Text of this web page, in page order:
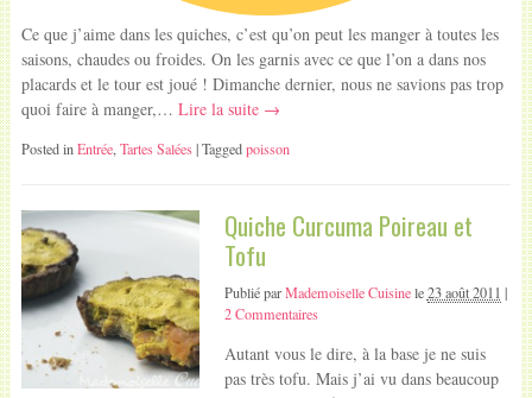
Ce que j’aime dans les quiches, c’est qu’on peut les manger à toutes les
saisons, chaudes ou froides. On les garnis avec ce que l’on a dans nos
placards et le tour est joué ! Dimanche dernier, nous ne savions pas trop
quoi faire à manger,… Lire la suite →
Posted inEntrée, Tartes Salées | Taggedpoisson
Quiche Curcuma Poireau et
Tofu
Publié parMademoiselle Cuisinele23 août 2011 |
2 Commentaires
Autant vous le dire, à la base je ne suis
pas très tofu. Mais j’ai vu dans beaucoup